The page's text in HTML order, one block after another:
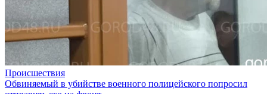
Происшествия
Обвиняемый в убийстве военного полицейского попросил